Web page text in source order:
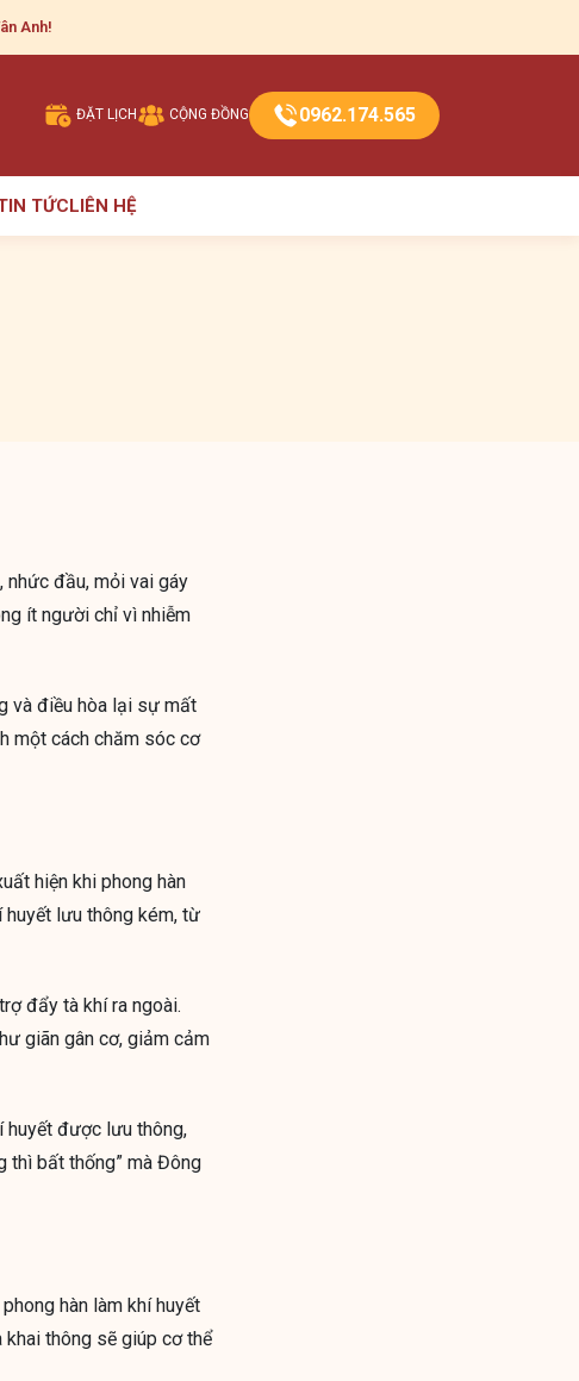
Anh!
ĐẶT LỊCH CỘNG ĐỒNG 0962.174.565
TỨCLIÊN HỆ
nhức đầu, mỏi vai gáy
ít người chỉ vì nhiễm
và điều hòa lại sự mất
một cách chăm sóc cơ
hiện khi phong hàn
huyết lưu thông kém, từ
đẩy tà khí ra ngoài.
giãn gân cơ, giảm cảm
huyết được lưu thông,
thì bất thống” mà Đông
hàn làm khí huyết
thông sẽ giúp cơ thể